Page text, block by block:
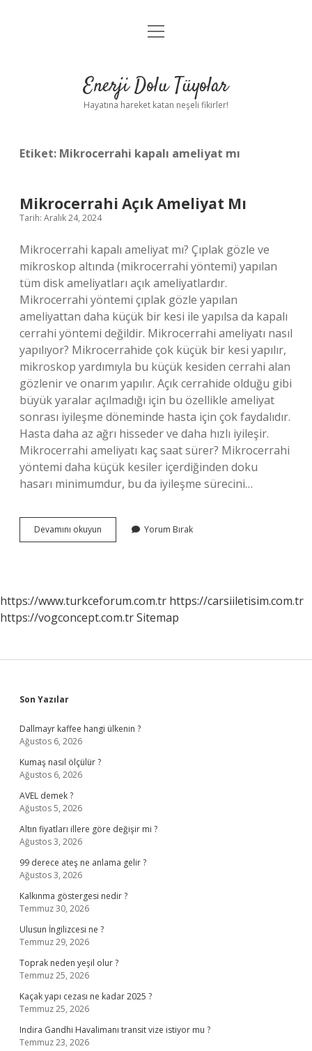
Anasayfa
Yasal Uyarı
menüyü
Enerji Dolu Tüyolar
Hayatına hareket katan neşeli fikirler!
Etiket: Mikrocerrahi kapalı ameliyat mı
Mikrocerrahi Açık Ameliyat Mı
Tarih: Aralık 24, 2024
Mikrocerrahi kapalı ameliyat mı? Çıplak gözle ve
mikroskop altında (mikrocerrahi yöntemi) yapılan
tüm disk ameliyatları açık ameliyatlardır.
Mikrocerrahi yöntemi çıplak gözle yapılan
ameliyattan daha küçük bir kesi ile yapılsa da kapalı
cerrahi yöntemi değildir. Mikrocerrahi ameliyatı nasıl
yapılıyor? Mikrocerrahide çok küçük bir kesi yapılır,
mikroskop yardımıyla bu küçük kesiden cerrahi alan
gözlenir ve onarım yapılır. Açık cerrahide olduğu gibi
büyük yaralar açılmadığı için bu özellikle ameliyat
sonrası iyileşme döneminde hasta için çok faydalıdır.
Hasta daha az ağrı hisseder ve daha hızlı iyileşir.
Mikrocerrahi ameliyatı kaç saat sürer? Mikrocerrahi
yöntemi daha küçük kesiler içerdiğinden doku
hasarı minimumdur, bu da iyileşme sürecini…
Devamını okuyun Mikrocerrahi
Açık
Yorum Bırak
https://www.turkceforum.com.tr https://carsiiletisim.com.tr
https://vogconcept.com.trSitemap
Sidebar
Son Yazılar
Dallmayr kaffee hangi ülkenin ?
Ağustos 6, 2026
Kumaş nasıl ölçülür ?
Ağustos 6, 2026
AVEL demek ?
Ağustos 5, 2026
Altın fiyatları illere göre değişir mi ?
Ağustos 3, 2026
99 derece ateş ne anlama gelir ?
Ağustos 3, 2026
Kalkınma göstergesi nedir ?
Temmuz 30, 2026
Ulusun İngilizcesi ne ?
Temmuz 29, 2026
Toprak neden yeşil olur ?
Temmuz 25, 2026
Kaçak yapı cezası ne kadar 2025 ?
Temmuz 25, 2026
Indira Gandhi Havalimanı transit vize istiyor mu ?
Temmuz 23, 2026